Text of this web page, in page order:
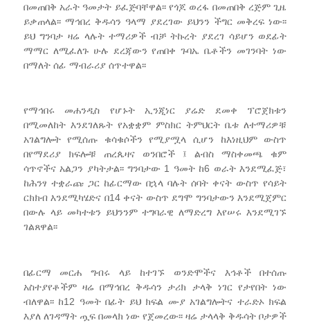
በመጠበቅ አራት ዓመታት ይፈጅባቸዋል፡፡ የጎጆ ወረፋ በመጠበቅ ረጅም ጊዜ
ይቃጠላል፡፡ ማኅበረ ቅዱሳን ዓላማ ያደረገው ይህንን ችግር መቅረፍ ነው፡፡
ይህ ግንባታ ዛሬ ላሉት ተማሪዎች ብቻ ትኩረት ያደረገ ሳይሆን ወደፊት
ማማር ለሚፈለጉ ሁሉ ደረጃውን የጠበቀ ጉባኤ ቤቶችን መገንባት ነው
በማለት ሰፊ ማብራሪያ ሰጥተዋል፡፡
የማኅበሩ መሐንዲስ የሆኑት ኢንጂነር ያሬድ ደመቀ ፕሮጀክቱን
በሚመለከት እንደገለጹት የአቋቋም ምስክር ትምህርት ቤቱ ለተማሪዎቹ
አገልግሎት የሚሰጡ ቁሳቁሶችን የሚያሟላ ሲሆን ከእነዚህም ውስጥ
በየማደሪያ ክፍሎቹ ጠረጴዛና ወንበሮች ፤ ልብስ ማስቀመጫ ቁም
ሳጥኖችና አልጋን ያካትታል፡፡ ግንባታው 1 ዓመት ከ6 ወራት እንደሚፈጅ፣
ከሕንፃ ተቋራጩ ጋር ከፊርማው በኋላ ባሉት ሰባት ቀናት ውስጥ የሳይት
ርክክብ እንደሚካሄድና በ14 ቀናት ውስጥ ደግሞ ግንባታውን እንደሚጀምር
በውሉ ላይ መካተቱን ይህንንም ተግባራዊ ለማድረግ እየሠሩ እንደሚገኙ
ገልጸዋል፡፡
በፊርማ መርሐ ግብሩ ላይ ከተገኙ ወንድሞችና እኅቶች በተሰጡ
አስተያየቶችም ዛሬ በማኅበረ ቅዱሳን ታሪክ ታላቅ ነገር የታየበት ነው
ብለዋል፡፡ ከ12 ዓመት በፊት ይህ ክፍል ሙያ አገልግሎትና ተራድኦ ክፍል
እያለ ለገዳማት ጧፍ በመላክ ነው የጀመረው፡፡ ዛሬ ታላላቅ ቅዱሳት ቦታዎች